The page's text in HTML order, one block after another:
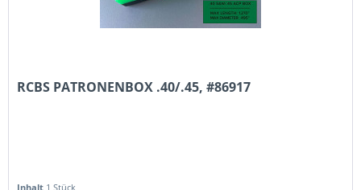
RCBS PATRONENBOX .40/.45, #86917
Inhalt 1 Stück